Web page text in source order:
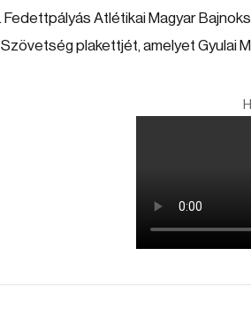
Fedettpályás Atlétikai Magyar
plakettjét, amelyet Gyulai